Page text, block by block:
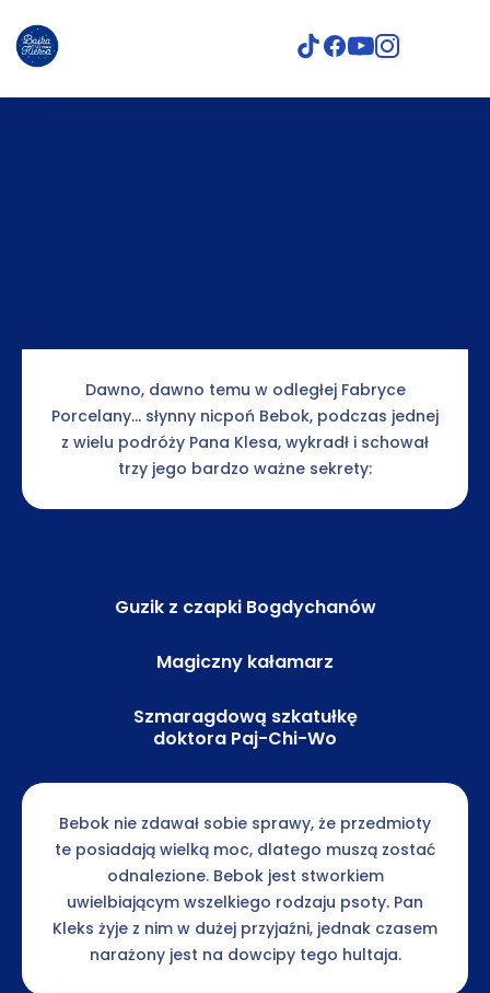
PLANETA FANTAZJA
Dawno, dawno temu w odległej Fabryce
Porcelany… słynny nicpoń Bebok, podczas jednej
z wielu podróży Pana Klesa, wykradł i schował
trzy jego bardzo ważne sekrety:
Guzik z czapki Bogdychanów
Magiczny kałamarz
Szmaragdową szkatułkę
doktora Paj-Chi-Wo
Bebok nie zdawał sobie sprawy, że przedmioty
te posiadają wielką moc, dlatego muszą zostać
odnalezione. Bebok jest stworkiem
uwielbiającym wszelkiego rodzaju psoty. Pan
Kleks żyje z nim w dużej przyjaźni, jednak czasem
narażony jest na dowcipy tego hultaja.